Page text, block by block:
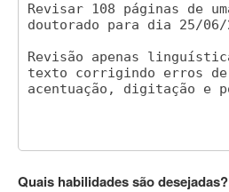
Quais habilidades são desejadas?